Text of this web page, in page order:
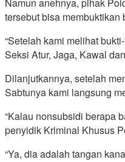
Namun anehnya, pihak
tersebut bisa
“Setelah kami melihat
Seksi Atur, Jaga, Kawal
Dilanjutkannya, setelah
Sabtunya kami langsung
“Kalau nonsubsidi berapa
penyidik Kriminal Khusus
“Ya, dia adalah tangan